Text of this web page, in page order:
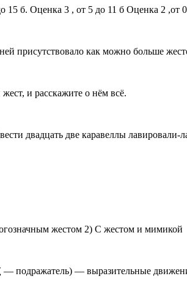
15 б. Оценка 3 , от 5 до 11 б Оценка 2 ,от
присутствовало как можно больше
и расскажите о нём всё.
двадцать две каравеллы
жестом 2) С жестом и мимикой
подражатель) — выразительные